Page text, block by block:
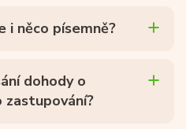
i něco písemně?
dohody o
zastupování?